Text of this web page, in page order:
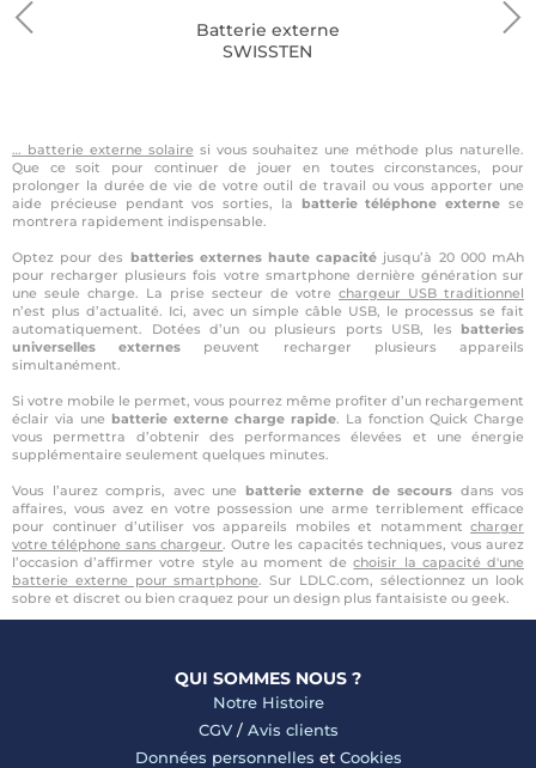
Batterie externe
SWISSTEN
… batterie externe solaire si vous souhaitez une méthode plus naturelle.
Que ce soit pour continuer de jouer en toutes circonstances, pour
prolonger la durée de vie de votre outil de travail ou vous apporter une
aide précieuse pendant vos sorties, la batterie téléphone externe se
montrera rapidement indispensable.
Optez pour des batteries externes haute capacité jusqu’à 20 000 mAh
pour recharger plusieurs fois votre smartphone dernière génération sur
une seule charge. La prise secteur de votre chargeur USB traditionnel
n’est plus d’actualité. Ici, avec un simple câble USB, le processus se fait
automatiquement. Dotées d’un ou plusieurs ports USB, les batteries
universelles
externes peuvent recharger plusieurs appareils
simultanément.
Si votre mobile le permet, vous pourrez même profiter d’un rechargement
éclair via une batterie externe charge rapide. La fonction Quick Charge
vous permettra d’obtenir des performances élevées et une énergie
supplémentaire seulement quelques minutes.
Vous l’aurez compris, avec une batterie externe de secours dans vos
affaires, vous avez en votre possession une arme terriblement efficace
pour continuer d’utiliser vos appareils mobiles et notamment charger
votre téléphone sans chargeur. Outre les capacités techniques, vous aurez
l’occasion d’affirmer votre style au moment dechoisir la capacité d'une
batterie externe pour smartphone. Sur LDLC.com, sélectionnez un look
sobre et discret ou bien craquez pour un design plus fantaisiste ou geek.
QUI SOMMES NOUS ?
Notre Histoire
CGV/ Avis clients
Données personnelles et Cookies